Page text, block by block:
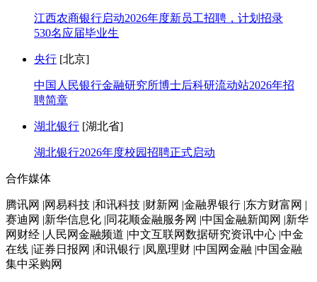
江西农商银行启动2026年度新员工招聘，计划招录
530名应届毕业生
央行 [北京]
中国人民银行金融研究所博士后科研流动站2026年招
聘简章
湖北银行 [湖北省]
湖北银行2026年度校园招聘正式启动
合作媒体
腾讯网 |网易科技 |和讯科技 |财新网 |金融界银行 |东方财富网 |
赛迪网 |新华信息化 |同花顺金融服务网 |中国金融新闻网 |新华
网财经 |人民网金融频道 |中文互联网数据研究资讯中心 |中金
在线 |证券日报网 |和讯银行 |凤凰理财 |中国网金融 |中国金融
集中采购网